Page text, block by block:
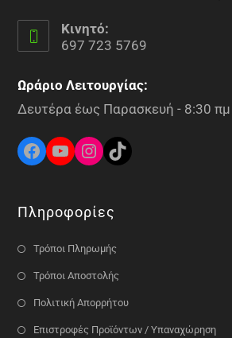
Κινητό:
697 723 5769
Ωράριο Λειτουργίας:
Δευτέρα έως Παρασκευή - 8:30
Πληροφορίες
Τρόποι Πληρωμής
Τρόποι Αποστολής
Πολιτική Απορρήτου
Επιστροφές Προϊόντων / Υπαναχώρηση